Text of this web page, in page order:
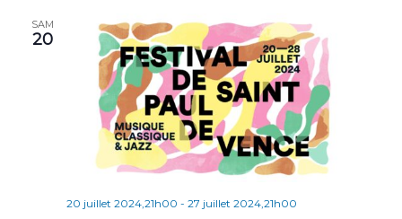
SAM
20
20 juillet 2024,21h00 - 27 juillet 2024,21h00